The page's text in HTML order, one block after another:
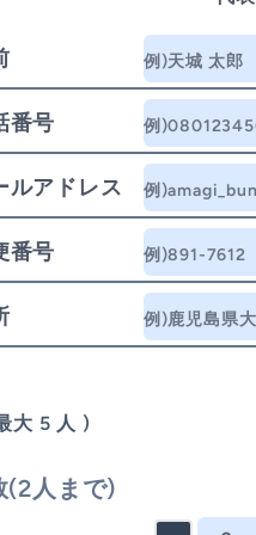
番号
ルアドレス
番号
大 5 人 )
(2人まで)